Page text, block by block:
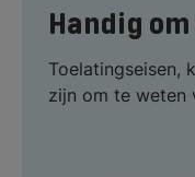
Handig
Toelatingseisen,
zijn om te weten